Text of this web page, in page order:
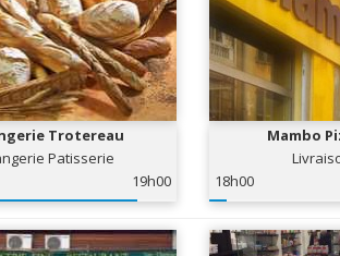
Trotereau
Patisserie
19h00
Mambo
18h00